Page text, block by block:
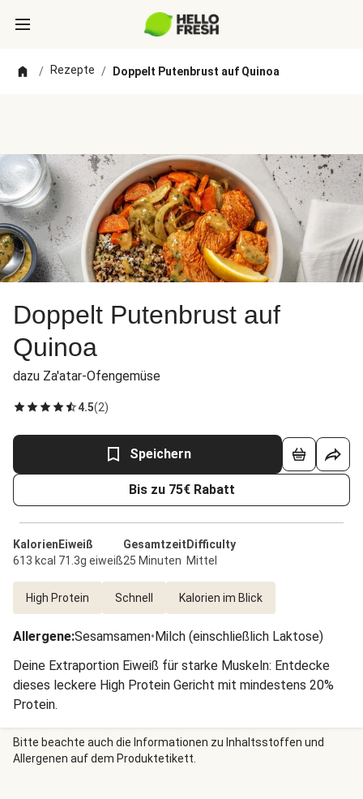
/ Rezepte / Doppelt Putenbrust auf Quinoa
Doppelt Putenbrust auf
Quinoa
dazu Za'atar-Ofengemüse
4.5(2)
Speichern
Bis zu 75€ Rabatt
Kalorien
613 kcal
Eiweiß
71.3g eiweiß
Gesamtzeit
25 Minuten
Difficulty
Mittel
High Protein Schnell Kalorien im Blick
Allergene:Sesamsamen•Milch (einschließlich Laktose)
Deine Extraportion Eiweiß für starke Muskeln: Entdecke
dieses leckere High Protein Gericht mit mindestens 20%
Protein.
Bitte beachte auch die Informationen zu Inhaltsstoffen und
Allergenen auf dem Produktetikett.